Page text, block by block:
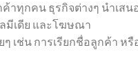
าทุกคน ธุรกิจต่างๆ นำเส
ลมีเดีย และโฆษณา
ๆ เช่น การเรียกชื่อลูกค้า